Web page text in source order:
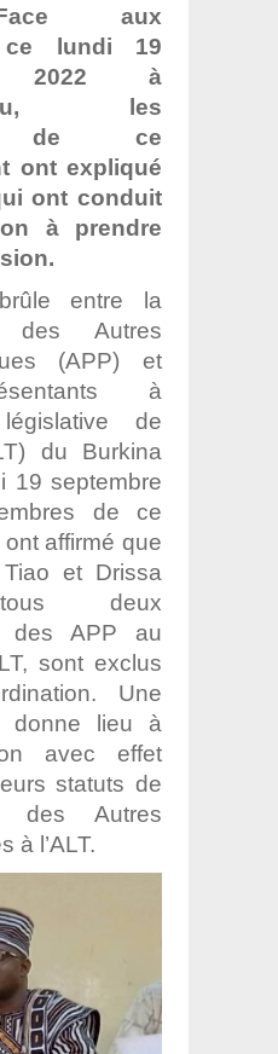
aux
ce lundi 19
2022 à
les
de ce
ont expliqué
ont conduit
à prendre
entre la
des Autres
(APP) et
à
législative de
du Burkina
19 septembre
de ce
affirmé que
et Drissa
deux
des APP au
sont exclus
Une
donne lieu à
avec effet
statuts de
des Autres
à l’ALT.